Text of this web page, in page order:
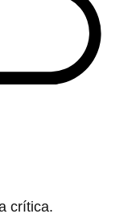
crítica.